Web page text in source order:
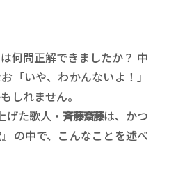
何問正解できましたか？ 中
「いや、わかんないよ！」
しれません。
げた歌人・斉藤斎藤は、かつ
の中で、こんなことを述べ